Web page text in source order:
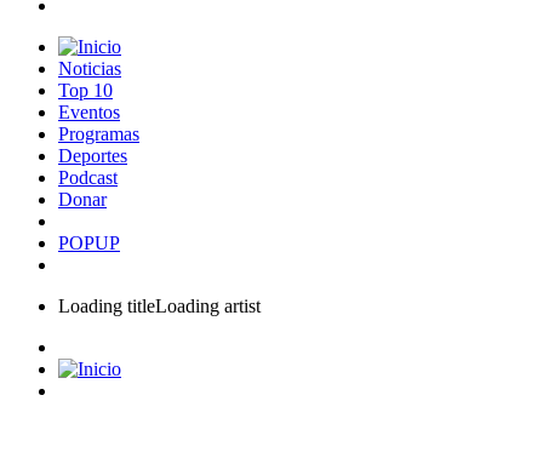
Noticias
Top 10
Eventos
Programas
Deportes
Podcast
Donar
POPUP
Loading titleLoading artist